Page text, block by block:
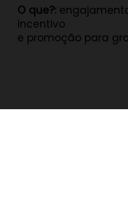
O que?:
incentivo
e promoção para